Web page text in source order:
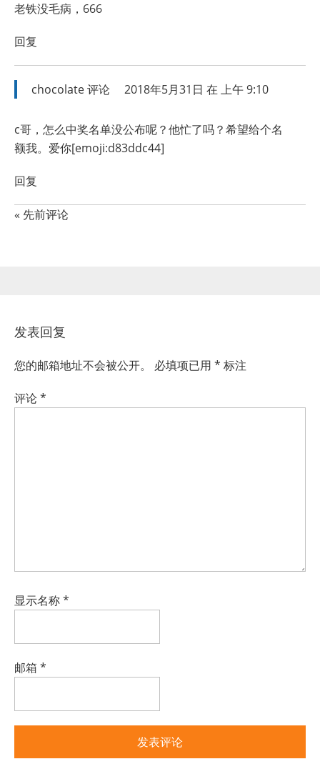
老铁没毛病，666
回复
chocolate评论 2018年5月31日 在 上午 9:10
c哥，怎么中奖名单没公布呢？他忙了吗？希望给个名
额我。爱你[emoji:d83ddc44]
回复
« 先前评论
发表回复
您的邮箱地址不会被公开。 必填项已用 * 标注
评论*
显示名称*
邮箱 *